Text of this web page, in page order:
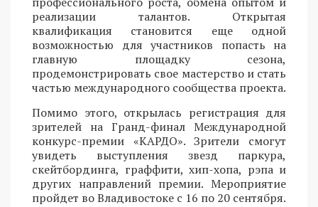
реализации талантов. Открытая
квалификация становится еще одной
возможностью для участников попасть на
главную площадку сезона,
продемонстрировать свое мастерство и стать
частью международного сообщества проекта.
Помимо этого, открылась регистрация для
зрителей на Гранд-финал Международной
конкурс-премии «КАРДО». Зрители смогут
увидеть выступления звезд паркура,
скейтбординга, граффити, хип-хопа, рэпа и
других направлений премии. Мероприятие
пройдет во Владивостоке с 16 по 20 сентября.